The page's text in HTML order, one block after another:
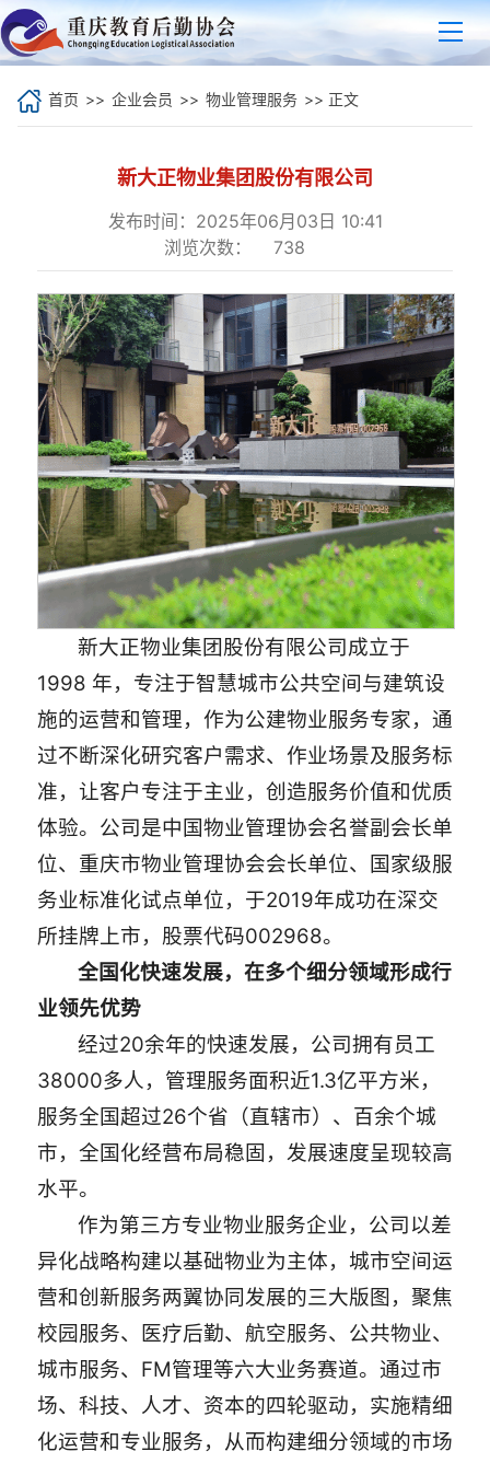
首页 >> 企业会员 >> 物业管理服务 >> 正文
新大正物业集团股份有限公司
发布时间：2025年06月03日 10:41
浏览次数：
738
新大正物业集团股份有限公司成立于
1998 年，专注于智慧城市公共空间与建筑设
施的运营和管理，作为公建物业服务专家，通
过不断深化研究客户需求、作业场景及服务标
准，让客户专注于主业，创造服务价值和优质
体验。公司是中国物业管理协会名誉副会长单
位、重庆市物业管理协会会长单位、国家级服
务业标准化试点单位，于2019年成功在深交
所挂牌上市，股票代码002968。
全国化快速发展，在多个细分领域形成行
业领先优势
经过20余年的快速发展，公司拥有员工
38000多人，管理服务面积近1.3亿平方米，
服务全国超过26个省（直辖市）、百余个城
市，全国化经营布局稳固，发展速度呈现较高
水平。
作为第三方专业物业服务企业，公司以差
异化战略构建以基础物业为主体，城市空间运
营和创新服务两翼协同发展的三大版图，聚焦
校园服务、医疗后勤、航空服务、公共物业、
城市服务、FM管理等六大业务赛道。通过市
场、科技、人才、资本的四轮驱动，实施精细
化运营和专业服务，从而构建细分领域的市场